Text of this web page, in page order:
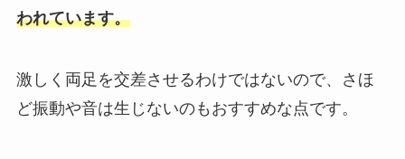
われています。
激しく両足を交差させるわけではないので、さほ
ど振動や音は生じないのもおすすめな点です。